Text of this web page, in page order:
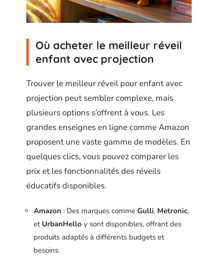
Où acheter le meilleur réveil
enfant avec projection
Trouver le meilleur réveil pour enfant avec
projection peut sembler complexe, mais
plusieurs options s’offrent à vous. Les
grandes enseignes en ligne comme Amazon
proposent une vaste gamme de modèles. En
quelques clics, vous pouvez comparer les
prix et les fonctionnalités des réveils
éducatifs disponibles.
Amazon : Des marques comme Gulli, Metronic,
et UrbanHello y sont disponibles, offrant des
produits adaptés à différents budgets et
besoins.